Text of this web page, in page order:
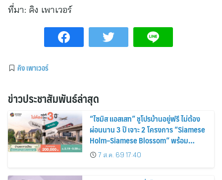
ที่มา: คิง เพาเวอร์
คิง เพาเวอร์
ข่าวประชาสัมพันธ์ล่าสุด
“ไซมิส แอสเสท” ชูโปรบ้านอยู่ฟรี ไม่ต้อง
ผ่อนนาน 3 ปี เจาะ 2 โครงการ “Siamese
Holm–Siamese Blossom” พร้อม
ส่วนลดและสิทธิพิเศษถึง 31 สิงหาคม
2569
7 ส.ค. 69 17:40